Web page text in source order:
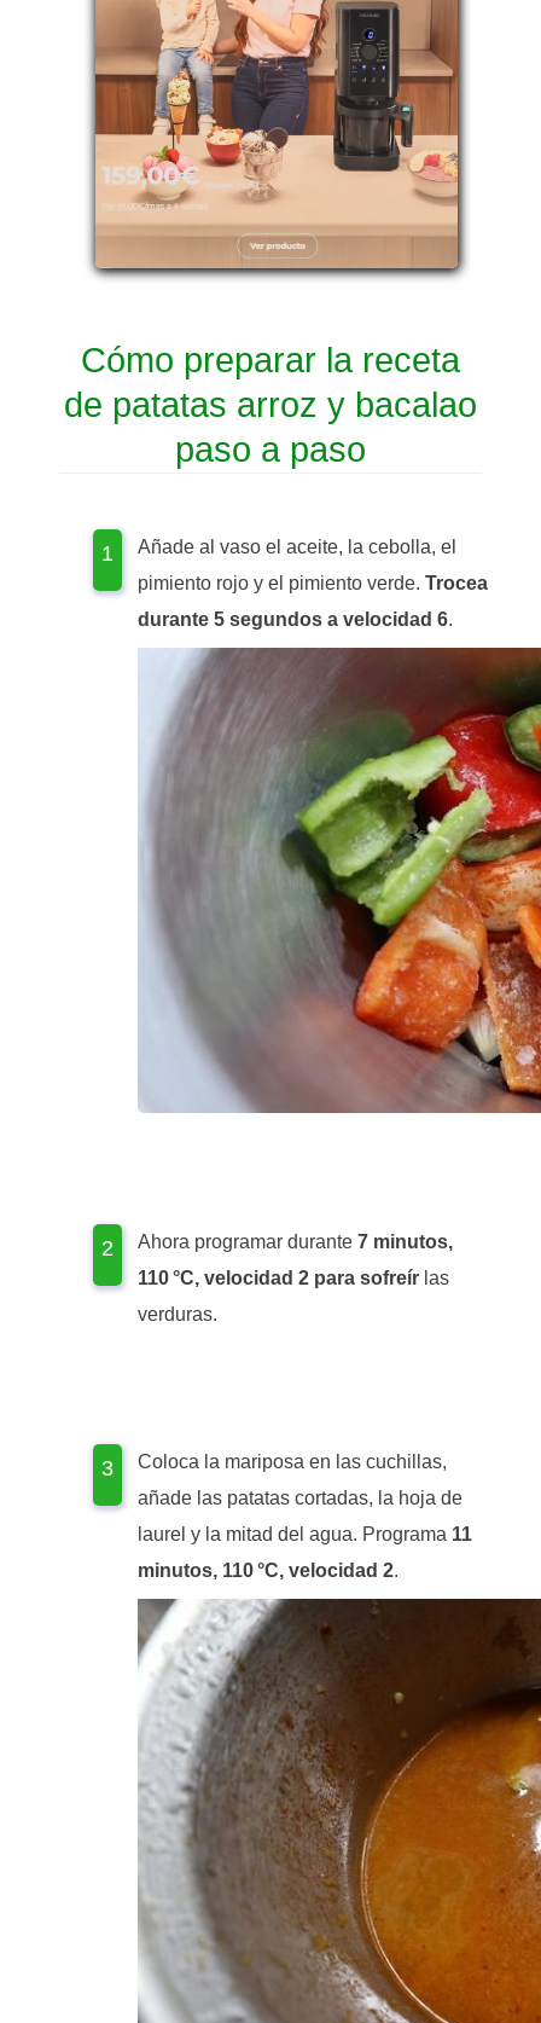
Cómo preparar la receta
de patatas arroz y bacalao
paso a paso
Añade al vaso el aceite, la cebolla, el
pimiento rojo y el pimiento verde. Trocea
durante 5 segundos a velocidad 6.
Ahora programar durante 7 minutos,
110 °C, velocidad 2 para sofreír las
verduras.
Coloca la mariposa en las cuchillas,
añade las patatas cortadas, la hoja de
laurel y la mitad del agua. Programa 11
minutos, 110 °C, velocidad 2.